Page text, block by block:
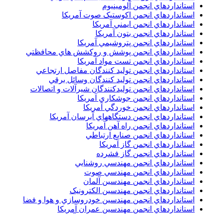
استانداردهاي انجمن آلومينيوم
استانداردهاي انجمن اکوستيک صوت آمريکا
استانداردهاي انجمن ايمني آمريکا
استانداردهاي انجمن بتون آمريکا
استانداردهاي انجمن پتروشيمي آمريکا
استانداردهاي انجمن پوشش و روکشش هاي محافظتي
استانداردهاي انجمن تست مواد آمريکا
استانداردهاي انجمن توليد کنندگان مفاصل ارتجاعي
استانداردهاي انجمن توليد کنندگان وسائل برقي
استانداردهاي انجمن توليدکنندگان شيرآلات و اتصالات
استانداردهاي انجمن جوشکاري آمريکا
استانداردهاي انجمن خوردگي آمريکا
استانداردهاي انجمن دستگاههاي آبرسان آمريکا
استانداردهاي انجمن راه آهن آمريکا
استانداردهاي انجمن صنايع ارتباطي
استانداردهاي انجمن گاز آمريکا
استانداردهاي انجمن گاز فشرده
استانداردهاي انجمن مهندسي روشنايي
استانداردهاي انجمن مهندسي صوت
استانداردهاي انجمن مهندسين آلمان
استانداردهاي انجمن مهندسين الکترونيک
استانداردهاي انجمن مهندسين خودروسازي و هوا و فضا
استانداردهاي انجمن مهندسين عمران آمريکا